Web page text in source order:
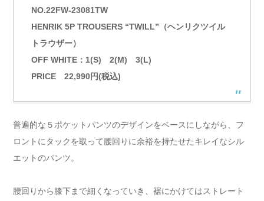
NO.22FW-23081TW
HENRIK 5P TROUSERS “TWILL”（ヘンリクツイル
トラウザー）
OFF WHITE：1(S) 2(M) 3(L)
PRICE 22,990円(税込)
普遍的な５ポケットパンツのデザインをベースにしながら、フ
ロントにタックを取って腰回りに余裕を持たせたキレイなシル
エットのパンツ。
腰回りから膝下まで細くなっていき、裾にかけてはストレート